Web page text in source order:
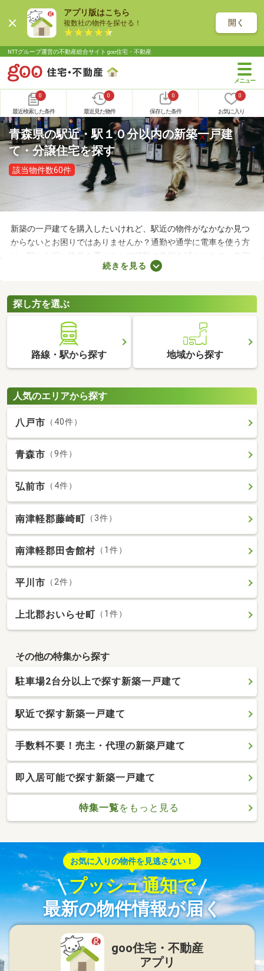
アプリ版はこちら
複数社の物件を探せる！ 開く
NTTグループ運営の不動産総合サイト goo住宅・不動産
0
最近検索した条件
0
最近見た物件
0
保存した条件
0
お気に入り
青森県の駅近・駅１０分以内の新築一戸建
て・分譲住宅を探す
該当物件数60件
新築の一戸建てを購入したいけれど、駅近の物件がなかなか見つ
からないとお困りではありませんか？通勤や通学に電車を使う方
は、駅から近い物件を選ぶことで移動の負担を減らせます。自宅
でゆっくりできる時間が増えるので、暮らしやすさを実感できる
駅から徒歩10分以内にある新築一戸建てを紹介します。
続きを見る
探し方を選ぶ
路線・駅から探す 地域から探す
人気のエリアから探す
八戸市 （40件）
青森市 （9件）
弘前市 （4件）
南津軽郡藤崎町 （3件）
南津軽郡田舎館村 （1件）
平川市 （2件）
上北郡おいらせ町 （1件）
その他の特集から探す
駐車場2台分以上で探す新築一戸建て
駅近で探す新築一戸建て
手数料不要！売主・代理の新築戸建て
即入居可能で探す新築一戸建て
特集一覧をもっと見る
お気に入りの物件を見逃さない！
プッシュ通知で
最新の物件情報が届く
goo住宅・不動産
アプリ